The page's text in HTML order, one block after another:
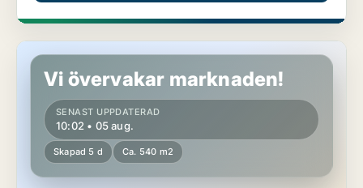
Butikslokal i Karlstad
Vi övervakar marknaden!
SENAST UPPDATERAD
10:02 • 05 aug.
Skapad 5 d Ca. 540 m2